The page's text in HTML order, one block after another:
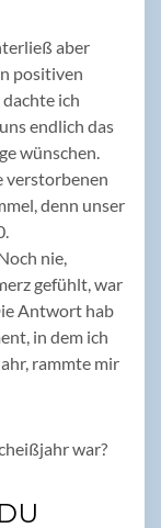
aber
positiven
ich
endlich das
wünschen.
verstorbenen
denn unser
nie,
gefühlt, war
Antwort hab
in dem ich
rammte mir
war?